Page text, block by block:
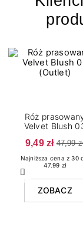
Poprzedni
Róż
Velvet Blush
9,49 zł 47,99
Najniższa cena z 30
47.99 zł
ZOBACZ